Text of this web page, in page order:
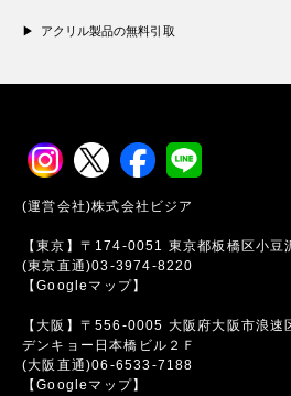
アクリル製品の無料引取
(運営会社)株式会社ビジア
【東京】〒174-0051 東京都板橋区小
(東京直通)03-3974-8220
【Googleマップ】
【大阪】〒556-0005 大阪府大阪市浪
デンキョー日本橋ビル２Ｆ
(大阪直通)06-6533-7188
【Googleマップ】